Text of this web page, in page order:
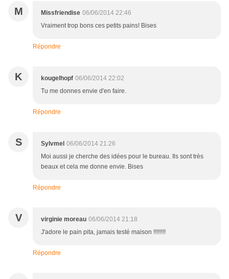
M Missfriendise 06/06/2014 22:46
Vraiment trop bons ces petits pains! Bises
Répondre
K kougelhopf 06/06/2014 22:02
Tu me donnes envie d'en faire.
Répondre
S Sylvmel 06/06/2014 21:26
Moi aussi je cherche des idées pour le bureau. Ils sont très
beaux et cela me donne envie. Bises
Répondre
V virginie moreau 06/06/2014 21:18
J'adore le pain pita, jamais testé maison !!!!!!!!
Répondre